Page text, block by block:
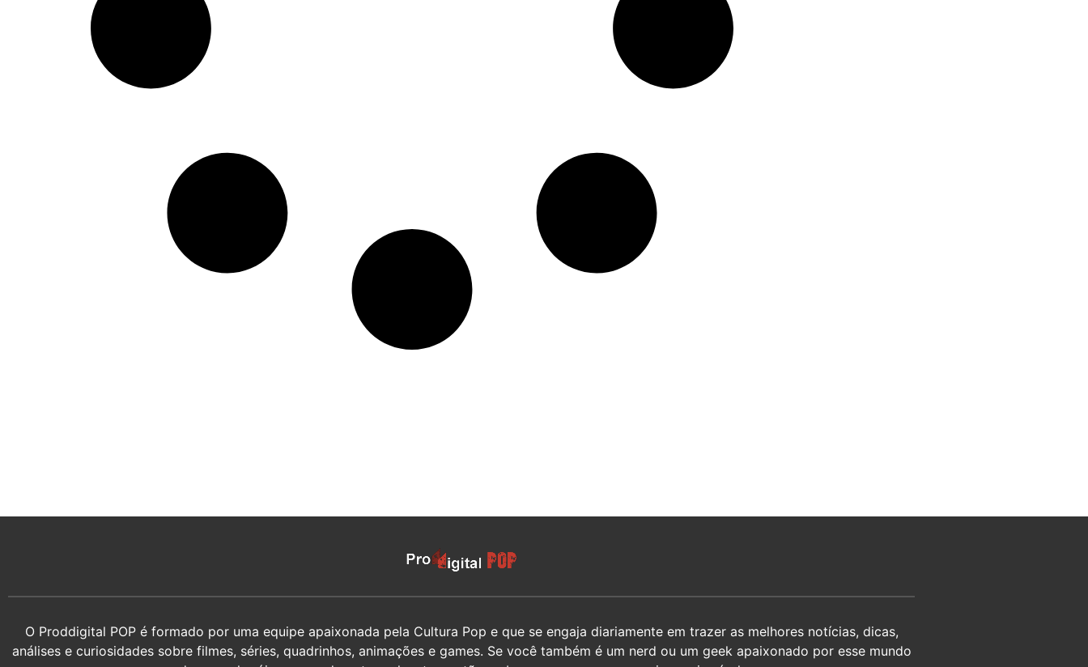
O Proddigital POP é formado por uma equipe apaixonada pela Cultura Pop e que se engaja diariamente em trazer as melhores notícias, dicas,
análises e curiosidades sobre filmes, séries, quadrinhos, animações e games. Se você também é um nerd ou um geek apaixonado por esse mundo